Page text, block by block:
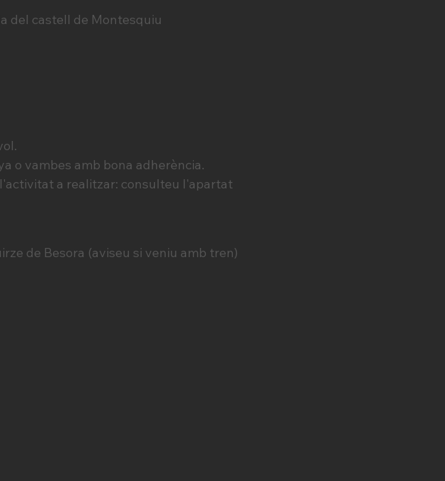
del castell de Montesquiu
o vambes amb bona adherència.
a realitzar: consulteu l'apartat
de Besora (aviseu si veniu amb tren)